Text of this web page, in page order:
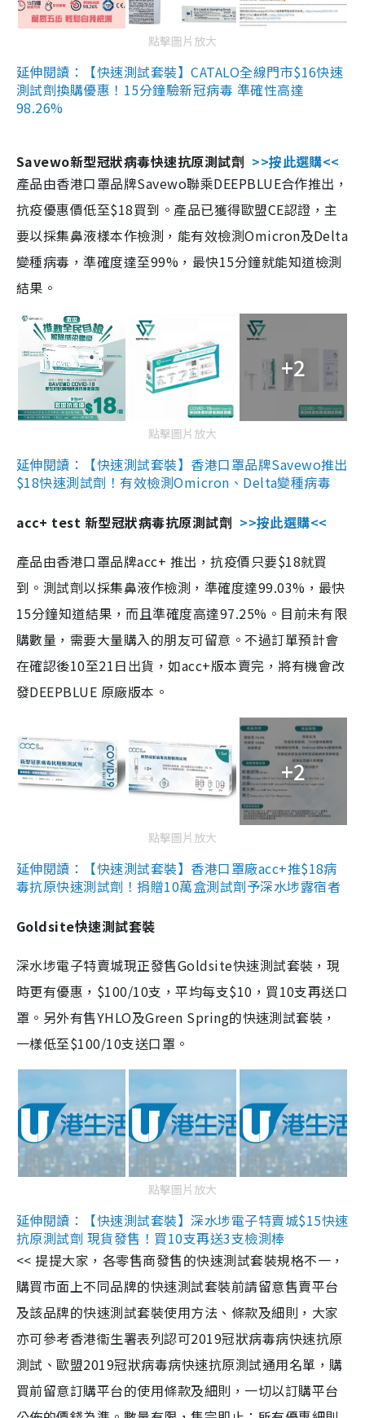
點擊圖片放大
延伸閱讀：【快速測試套裝】CATALO全線門市$16快速
測試劑換購優惠！15分鐘驗新冠病毒 準確性高達
98.26%
Savewo新型冠狀病毒快速抗原測試劑 >>按此選購<<
產品由香港口罩品牌Savewo聯乘DEEPBLUE合作推出，
抗疫優惠價低至$18買到。產品已獲得歐盟CE認證，主
要以採集鼻液樣本作檢測，能有效檢測Omicron及Delta
變種病毒，準確度達至99%，最快15分鐘就能知道檢測
結果。
+2
點擊圖片放大
延伸閱讀：【快速測試套裝】香港口罩品牌Savewo推出
$18快速測試劑！有效檢測Omicron、Delta變種病毒
acc+ test 新型冠狀病毒抗原測試劑 >>按此選購<<
產品由香港口罩品牌acc+ 推出，抗疫價只要$18就買
到。測試劑以採集鼻液作檢測，準確度達99.03%，最快
15分鐘知道結果，而且準確度高達97.25%。目前未有限
購數量，需要大量購入的朋友可留意。不過訂單預計會
在確認後10至21日出貨，如acc+版本賣完，將有機會改
發DEEPBLUE 原廠版本。
+2
點擊圖片放大
延伸閱讀：【快速測試套裝】香港口罩廠acc+推$18病
毒抗原快速測試劑！捐贈10萬盒測試劑予深水埗露宿者
Goldsite快速測試套裝
深水埗電子特賣城現正發售Goldsite快速測試套裝，現
時更有優惠，$100/10支，平均每支$10，買10支再送口
罩。另外有售YHLO及Green Spring的快速測試套裝，
一樣低至$100/10支送口罩。
點擊圖片放大
延伸閱讀：【快速測試套裝】深水埗電子特賣城$15快速
抗原測試劑 現貨發售！買10支再送3支檢測棒
<< 提提大家，各零售商發售的快速測試套裝規格不一，
購買市面上不同品牌的快速測試套裝前請留意售賣平台
及該品牌的快速測試套裝使用方法、條款及細則，大家
亦可參考香港衞生署表列認可2019冠狀病毒病快速抗原
測試、歐盟2019冠狀病毒病快速抗原測試通用名單，購
買前留意訂購平台的使用條款及細則，一切以訂購平台